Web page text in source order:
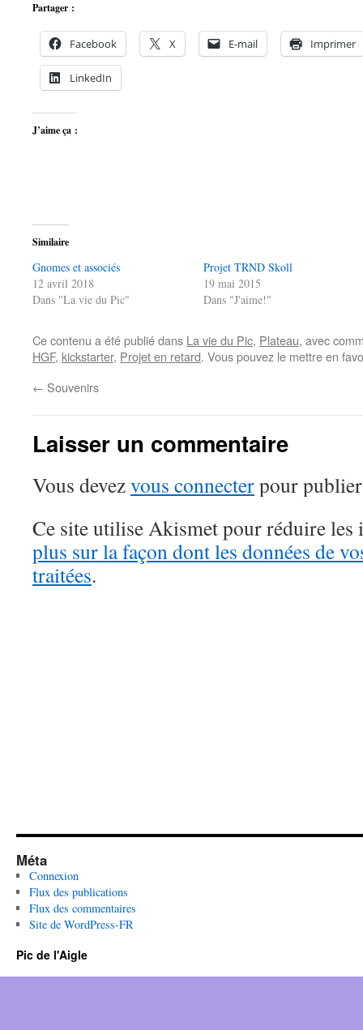
Partager :
Facebook X E-mail Imprimer
LinkedIn
J’aime ça :
Similaire
Gnomes et associés
12 avril 2018
Dans "La vie du Pic"
Projet TRND Skoll
19 mai 2015
Dans "J'aime!"
Ce contenu a été publié dans La vie du Pic, Plateau, avec
HGF, kickstarter, Projet en retard. Vous pouvez le mettre en
← Souvenirs
Laisser un commentaire
Vous devezvous connecterpour
Ce site utilise Akismet pour réduire les
plus sur la façon dont les données de
traitées.
Méta
Connexion
Flux des publications
Flux des commentaires
Site de WordPress-FR
Pic de l'Aigle